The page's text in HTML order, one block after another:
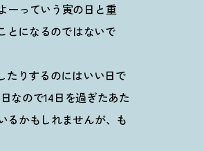
ーっていう寅の日と重
とになるのではないで
たりするのにはいい日で
なので14日を過ぎたあた
るかもしれませんが、も